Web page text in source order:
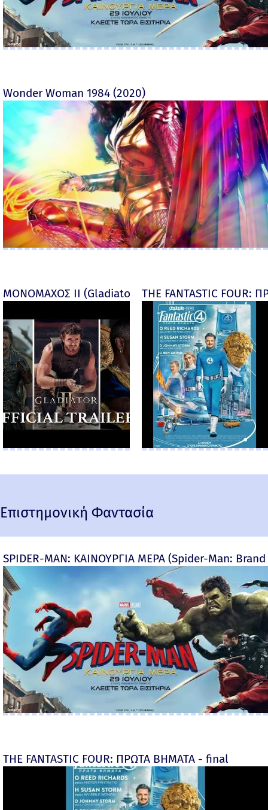
Wonder Woman 1984 (2020)
ΜΟΝΟΜΑΧΟΣ ΙΙ (Gladiator II) -THE FANTASTIC
Επιστημονική Φαντασία
SPIDER-MAN: ΚΑΙΝΟΥΡΓΙΑ ΜΕΡΑ (Spider-Man:
THE FANTASTIC FOUR: ΠΡΩΤΑ ΒΗΜΑΤΑ - final